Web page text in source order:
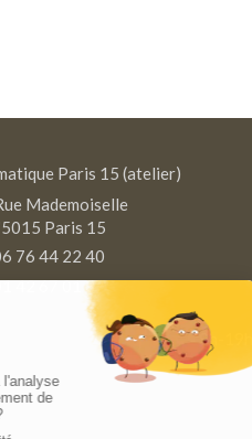
Paris 15 (atelier)
Mademoiselle
Paris 15
76 44 22 40
42 67 01 37
9h-19h